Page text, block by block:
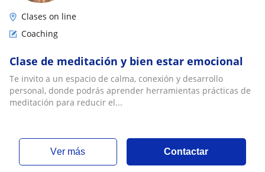
Clases on line
Coaching
Clase de meditación y bien estar emocional
Te invito a un espacio de calma, conexión y desarrollo
personal, donde podrás aprender herramientas prácticas de
meditación para reducir el...
ver más Contactar